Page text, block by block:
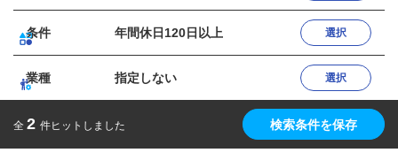
条件 年間休日120日以上 選択
業種 指定しない 選択
全 2 件ヒットしました 検索条件を保存